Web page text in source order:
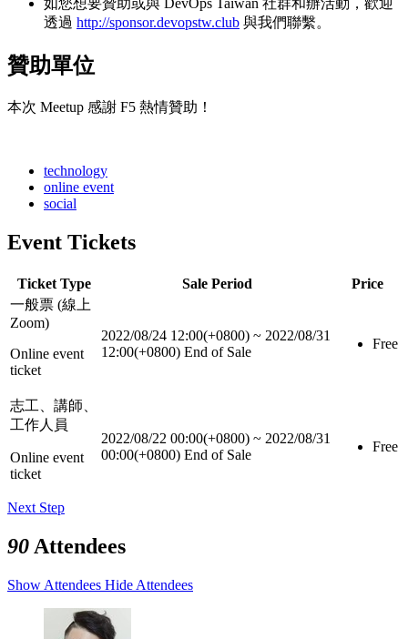
如您想要贊助或與 DevOps Taiwan 社群和辦活動，歡迎
透過 http://sponsor.devopstw.club 與我們聯繫。
贊助單位
本次 Meetup 感謝 F5 熱情贊助！
technology
online event
social
Event Tickets
Ticket Type Sale Period
Price
一般票 (線上
Zoom)
Online event
ticket
2022/08/24 12:00(+0800) ~ 2022/08/31
12:00(+0800) End of Sale
Free
志工、講師、
工作人員
Online event
ticket
2022/08/22 00:00(+0800) ~ 2022/08/31
00:00(+0800) End of Sale
Free
Next Step
90 Attendees
Show Attendees Hide Attendees